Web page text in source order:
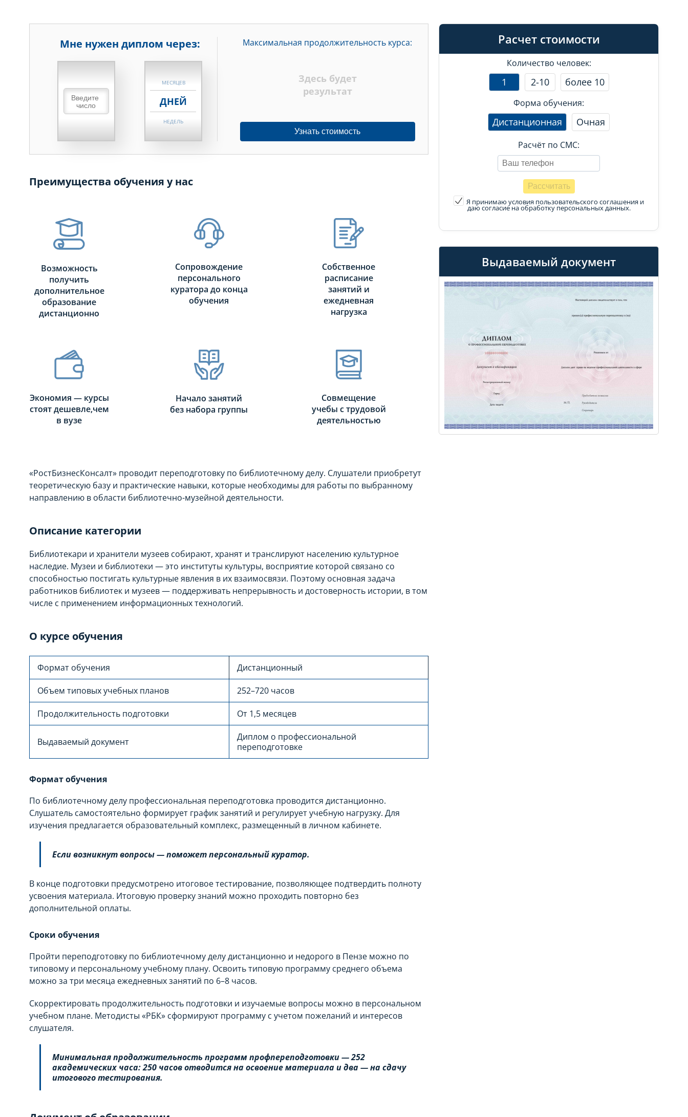
Расчет стоимости
Количество человек:
1 2-10 более 10
Форма обучения:
Дистанционная Очная
Расчёт по СМС:
Я принимаю условия пользовательского соглашения и
даю согласие на обработку персональных данных.
Выдаваемый документ
Мне нужен диплом через:
НЕДЕЛЬ
МЕСЯЦЕВ
ДНЕЙ
НЕДЕЛЬ
МЕСЯЦЕВ
НЕДЕЛЬ
Максимальная продолжительность курса:
Здесь будет
результат
Узнать стоимость
Преимущества обучения у нас
Возможность
получить
дополнительное
образование
дистанционно
Сопровождение
персонального
куратора до конца
обучения
Собственное
расписание
занятий и
ежедневная
нагрузка
Экономия — курсы
стоят дешевле,чем
в вузе
Начало занятий
без набора группы
Совмещение
учебы с трудовой
деятельностью
«РостБизнесКонсалт» проводит переподготовку по библиотечному делу. Слушатели приобретут
теоретическую базу и практические навыки, которые необходимы для работы по выбранному
направлению в области библиотечно-музейной деятельности.
Описание категории
Библиотекари и хранители музеев собирают, хранят и транслируют населению культурное
наследие. Музеи и библиотеки — это институты культуры, восприятие которой связано со
способностью постигать культурные явления в их взаимосвязи. Поэтому основная задача
работников библиотек и музеев — поддерживать непрерывность и достоверность истории, в том
числе с применением информационных технологий.
О курсе обучения
Формат обучения Дистанционный
Объем типовых учебных планов 252–720 часов
Продолжительность подготовки От 1,5 месяцев
Выдаваемый документ
Диплом о профессиональной
переподготовке
Формат обучения
По библиотечному делу профессиональная переподготовка проводится дистанционно.
Слушатель самостоятельно формирует график занятий и регулирует учебную нагрузку. Для
изучения предлагается образовательный комплекс, размещенный в личном кабинете.
Если возникнут вопросы — поможет персональный куратор.
В конце подготовки предусмотрено итоговое тестирование, позволяющее подтвердить полноту
усвоения материала. Итоговую проверку знаний можно проходить повторно без
дополнительной оплаты.
Сроки обучения
Пройти переподготовку по библиотечному делу дистанционно и недорого в Пензе можно по
типовому и персональному учебному плану. Освоить типовую программу среднего объема
можно за три месяца ежедневных занятий по 6–8 часов.
Скорректировать продолжительность подготовки и изучаемые вопросы можно в персональном
учебном плане. Методисты «РБК» сформируют программу с учетом пожеланий и интересов
слушателя.
Минимальная продолжительность программ профпереподготовки — 252
академических часа: 250 часов отводится на освоение материала и два — на сдачу
итогового тестирования.